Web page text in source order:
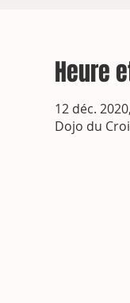
Heure
12 déc.
Dojo du